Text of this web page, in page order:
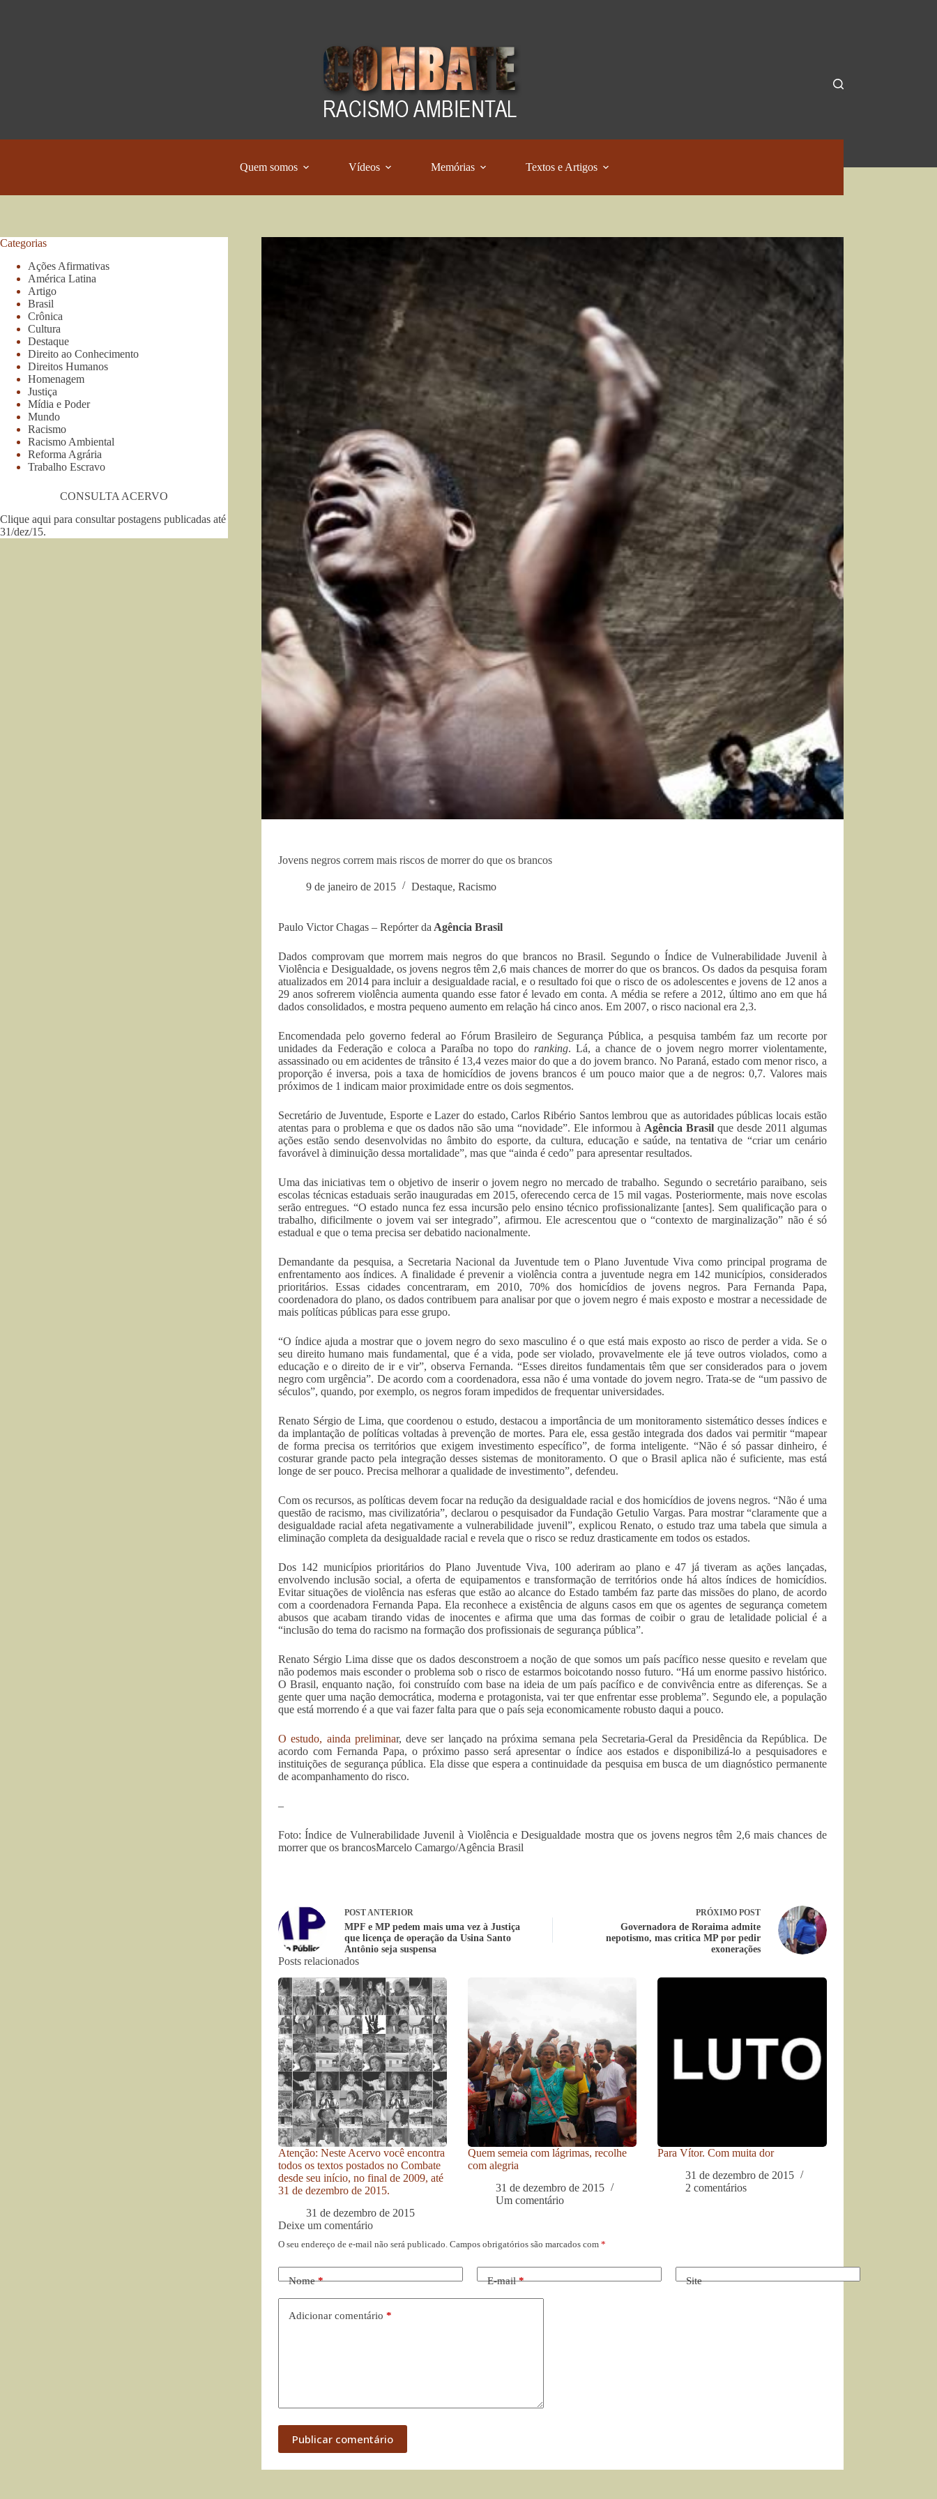
Quem somos Vídeos Memórias Textos e Artigos
Jovens negros correm mais riscos de morrer do que os brancos
9 de janeiro de 2015 Destaque, Racismo
Paulo Victor Chagas – Repórter da Agência Brasil
Dados comprovam que morrem mais negros do que brancos no Brasil. Segundo o Índice de Vulnerabilidade Juvenil à
Violência e Desigualdade, os jovens negros têm 2,6 mais chances de morrer do que os brancos. Os dados da pesquisa foram
atualizados em 2014 para incluir a desigualdade racial, e o resultado foi que o risco de os adolescentes e jovens de 12 anos a
29 anos sofrerem violência aumenta quando esse fator é levado em conta. A média se refere a 2012, último ano em que há
dados consolidados, e mostra pequeno aumento em relação há cinco anos. Em 2007, o risco nacional era 2,3.
Encomendada pelo governo federal ao Fórum Brasileiro de Segurança Pública, a pesquisa também faz um recorte por
unidades da Federação e coloca a Paraíba no topo do ranking. Lá, a chance de o jovem negro morrer violentamente,
assassinado ou em acidentes de trânsito é 13,4 vezes maior do que a do jovem branco. No Paraná, estado com menor risco, a
proporção é inversa, pois a taxa de homicídios de jovens brancos é um pouco maior que a de negros: 0,7. Valores mais
próximos de 1 indicam maior proximidade entre os dois segmentos.
Secretário de Juventude, Esporte e Lazer do estado, Carlos Ribério Santos lembrou que as autoridades públicas locais estão
atentas para o problema e que os dados não são uma “novidade”. Ele informou à Agência Brasilque desde 2011 algumas
ações estão sendo desenvolvidas no âmbito do esporte, da cultura, educação e saúde, na tentativa de “criar um cenário
favorável à diminuição dessa mortalidade”, mas que “ainda é cedo” para apresentar resultados.
Uma das iniciativas tem o objetivo de inserir o jovem negro no mercado de trabalho. Segundo o secretário paraibano, seis
escolas técnicas estaduais serão inauguradas em 2015, oferecendo cerca de 15 mil vagas. Posteriormente, mais nove escolas
serão entregues. “O estado nunca fez essa incursão pelo ensino técnico profissionalizante [antes]. Sem qualificação para o
trabalho, dificilmente o jovem vai ser integrado”, afirmou. Ele acrescentou que o “contexto de marginalização” não é só
estadual e que o tema precisa ser debatido nacionalmente.
Demandante da pesquisa, a Secretaria Nacional da Juventude tem o Plano Juventude Viva como principal programa de
enfrentamento aos índices. A finalidade é prevenir a violência contra a juventude negra em 142 municípios, considerados
prioritários. Essas cidades concentraram, em 2010, 70% dos homicídios de jovens negros. Para Fernanda Papa,
coordenadora do plano, os dados contribuem para analisar por que o jovem negro é mais exposto e mostrar a necessidade de
mais políticas públicas para esse grupo.
“O índice ajuda a mostrar que o jovem negro do sexo masculino é o que está mais exposto ao risco de perder a vida. Se o
seu direito humano mais fundamental, que é a vida, pode ser violado, provavelmente ele já teve outros violados, como a
educação e o direito de ir e vir”, observa Fernanda. “Esses direitos fundamentais têm que ser considerados para o jovem
negro com urgência”. De acordo com a coordenadora, essa não é uma vontade do jovem negro. Trata-se de “um passivo de
séculos”, quando, por exemplo, os negros foram impedidos de frequentar universidades.
Renato Sérgio de Lima, que coordenou o estudo, destacou a importância de um monitoramento sistemático desses índices e
da implantação de políticas voltadas à prevenção de mortes. Para ele, essa gestão integrada dos dados vai permitir “mapear
de forma precisa os territórios que exigem investimento específico”, de forma inteligente. “Não é só passar dinheiro, é
costurar grande pacto pela integração desses sistemas de monitoramento. O que o Brasil aplica não é suficiente, mas está
longe de ser pouco. Precisa melhorar a qualidade de investimento”, defendeu.
Com os recursos, as políticas devem focar na redução da desigualdade racial e dos homicídios de jovens negros. “Não é uma
questão de racismo, mas civilizatória”, declarou o pesquisador da Fundação Getulio Vargas. Para mostrar “claramente que a
desigualdade racial afeta negativamente a vulnerabilidade juvenil”, explicou Renato, o estudo traz uma tabela que simula a
eliminação completa da desigualdade racial e revela que o risco se reduz drasticamente em todos os estados.
Dos 142 municípios prioritários do Plano Juventude Viva, 100 aderiram ao plano e 47 já tiveram as ações lançadas,
envolvendo inclusão social, a oferta de equipamentos e transformação de territórios onde há altos índices de homicídios.
Evitar situações de violência nas esferas que estão ao alcance do Estado também faz parte das missões do plano, de acordo
com a coordenadora Fernanda Papa. Ela reconhece a existência de alguns casos em que os agentes de segurança cometem
abusos que acabam tirando vidas de inocentes e afirma que uma das formas de coibir o grau de letalidade policial é a
“inclusão do tema do racismo na formação dos profissionais de segurança pública”.
Renato Sérgio Lima disse que os dados desconstroem a noção de que somos um país pacífico nesse quesito e revelam que
não podemos mais esconder o problema sob o risco de estarmos boicotando nosso futuro. “Há um enorme passivo histórico.
O Brasil, enquanto nação, foi construído com base na ideia de um país pacífico e de convivência entre as diferenças. Se a
gente quer uma nação democrática, moderna e protagonista, vai ter que enfrentar esse problema”. Segundo ele, a população
que está morrendo é a que vai fazer falta para que o país seja economicamente robusto daqui a pouco.
O estudo, ainda preliminar, deve ser lançado na próxima semana pela Secretaria-Geral da Presidência da República. De
acordo com Fernanda Papa, o próximo passo será apresentar o índice aos estados e disponibilizá-lo a pesquisadores e
instituições de segurança pública. Ela disse que espera a continuidade da pesquisa em busca de um diagnóstico permanente
de acompanhamento do risco.
–
Foto: Índice de Vulnerabilidade Juvenil à Violência e Desigualdade mostra que os jovens negros têm 2,6 mais chances de
morrer que os brancosMarcelo Camargo/Agência Brasil
POSTANTERIOR
MPF e MP pedem mais uma vez à Justiça
que licença de operação da Usina Santo
Antônio seja suspensa
PRÓXIMO POST
Governadora de Roraima admite
nepotismo, mas critica MP por pedir
exonerações
Posts relacionados
Atenção: Neste Acervo você encontra
todos os textos postados no Combate
desde seu início, no final de 2009, até
31 de dezembro de 2015.
31 de dezembro de 2015
Quem semeia com lágrimas, recolhe
com alegria
31 de dezembro de 2015
Um comentário
Para Vítor. Com muita dor
31 de dezembro de 2015
2 comentários
Deixe um comentário
O seu endereço de e-mail não será publicado. Campos obrigatórios são marcados com *
Nome* E-mail* Site
Adicionar comentário *
Publicar comentário
Categorias
Ações Afirmativas
América Latina
Artigo
Brasil
Crônica
Cultura
Destaque
Direito ao Conhecimento
Direitos Humanos
Homenagem
Justiça
Mídia e Poder
Mundo
Racismo
Racismo Ambiental
Reforma Agrária
Trabalho Escravo
CONSULTA ACERVO
Clique aqui para consultar postagens publicadas até
31/dez/15.